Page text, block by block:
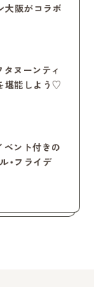
大阪がコラボ
タヌーンティ
堪能しよう♡
ベント付きの
・フライデ